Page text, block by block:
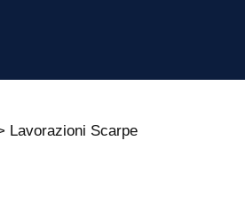
Lavorazioni Scarpe